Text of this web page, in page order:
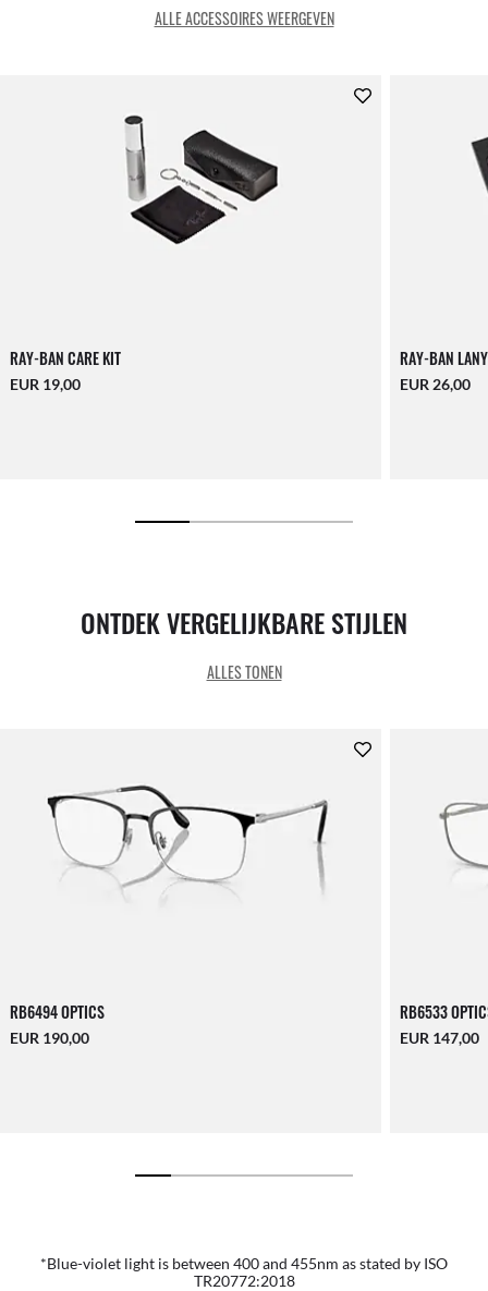
ALLE ACCESSOIRES WEERGEVEN
RAY-BAN CARE KIT
EUR 19,00
RAY-BAN
EUR 26,00
ONTDEK VERGELIJKBARE STIJLEN
ALLES TONEN
RB6494 OPTICS
EUR 190,00
RB6533
EUR 147,00
*Blue-violet light is between 400 and 455nm as stated by ISO
TR20772:2018